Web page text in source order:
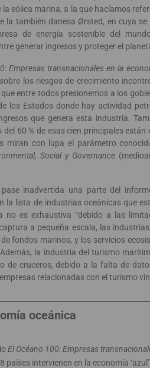
eólica marina, a la que hacíamos
la también danesa Ørsted, en cuya se
de energía sostenible del
generar ingresos y proteger el
Empresas transnacionales en la
los riesgos de crecimiento
entre todos presionemos a los
los Estados donde hay actividad
que genera esta industria.
60 % de esas cien principales están
miran con lupa el parámetro
Social y Governance
inadvertida una parte del
la lista de industrias oceánicas que
no es exhaustiva “debido a las
a pequeña escala, las
fondos marinos, y los servicios
la industria del turismo
de cruceros, debido a la falta de
relacionadas con el turismo
oceánica
El Océano 100: Empresas
países intervienen en la economía